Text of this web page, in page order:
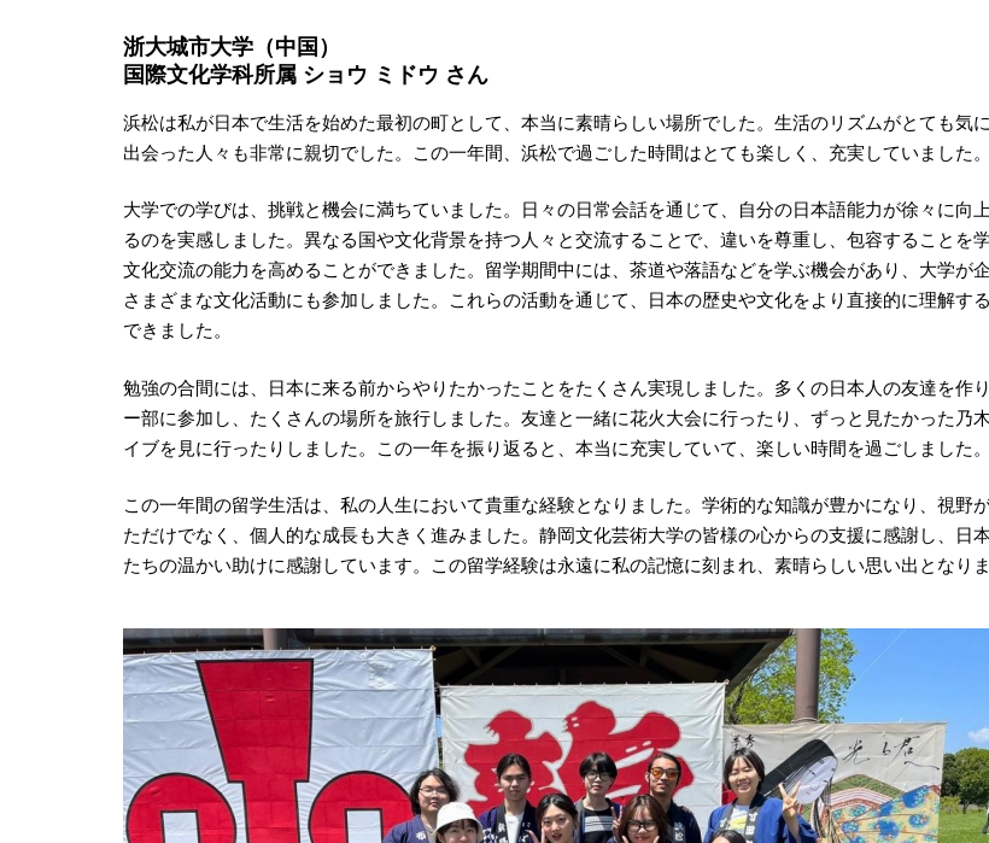
浙大城市大学（中国）
国際文化学科所属 ショウ ミドウ さん
浜松は私が日本で生活を始めた最初の町として、本当に素晴らしい場所でした。生活のリズムがとても気に
出会った人々も非常に親切でした。この一年間、浜松で過ごした時間はとても楽しく、充実していました。
大学での学びは、挑戦と機会に満ちていました。日々の日常会話を通じて、自分の日本語能力が徐々に向
るのを実感しました。異なる国や文化背景を持つ人々と交流することで、違いを尊重し、包容することを
文化交流の能力を高めることができました。留学期間中には、茶道や落語などを学ぶ機会があり、大学が
さまざまな文化活動にも参加しました。これらの活動を通じて、日本の歴史や文化をより直接的に理解す
できました。
勉強の合間には、日本に来る前からやりたかったことをたくさん実現しました。多くの日本人の友達を作
ー部に参加し、たくさんの場所を旅行しました。友達と一緒に花火大会に行ったり、ずっと見たかった乃
イブを見に行ったりしました。この一年を振り返ると、本当に充実していて、楽しい時間を過ごしました。
この一年間の留学生活は、私の人生において貴重な経験となりました。学術的な知識が豊かになり、視野
ただけでなく、個人的な成長も大きく進みました。静岡文化芸術大学の皆様の心からの支援に感謝し、日
たちの温かい助けに感謝しています。この留学経験は永遠に私の記憶に刻まれ、素晴らしい思い出となりま